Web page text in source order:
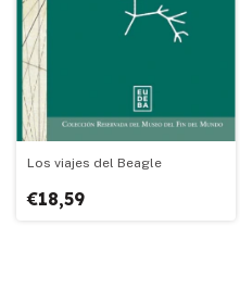
Los viajes del Beagle
€18,59